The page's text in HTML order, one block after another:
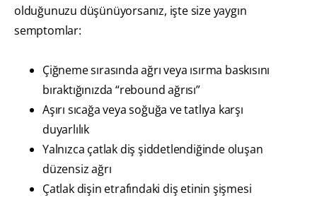
olduğunuzu düşünüyorsanız, işte size yaygın
semptomlar:
Çiğneme sırasında ağrı veya ısırma baskısını
bıraktığınızda “rebound ağrısı”
Aşırı sıcağa veya soğuğa ve tatlıya karşı
duyarlılık
Yalnızca çatlak diş şiddetlendiğinde oluşan
düzensiz ağrı
Çatlak dişin etrafındaki diş etinin şişmesi